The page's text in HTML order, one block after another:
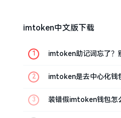
imtoken中文版下载
imtoken助记词忘了？
imtoken是去中心化钱
装错假imtoken钱包怎